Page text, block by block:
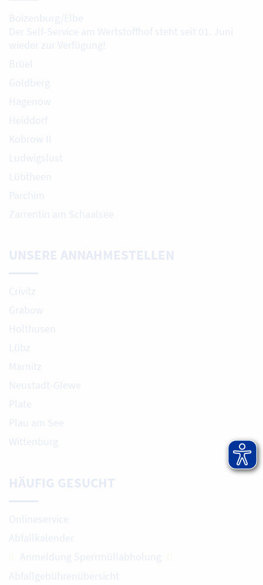
Boizenburg/Elbe
Der Self-Service am Wertstoffhof steht seit 01. Juni
wieder zur Verfügung!
Brüel
Goldberg
Hagenow
Heiddorf
Kobrow II
Ludwigslust
Lübtheen
Parchim
Zarrentin am Schaalsee
UNSERE ANNAHMESTELLEN
Crivitz
Grabow
Holthusen
Lübz
Marnitz
Neustadt-Glewe
Plate
Plau am See
Wittenburg
HÄUFIG GESUCHT
Onlineservice
Abfallkalender
Anmeldung Sperrmüllabholung
Abfallgebührenübersicht